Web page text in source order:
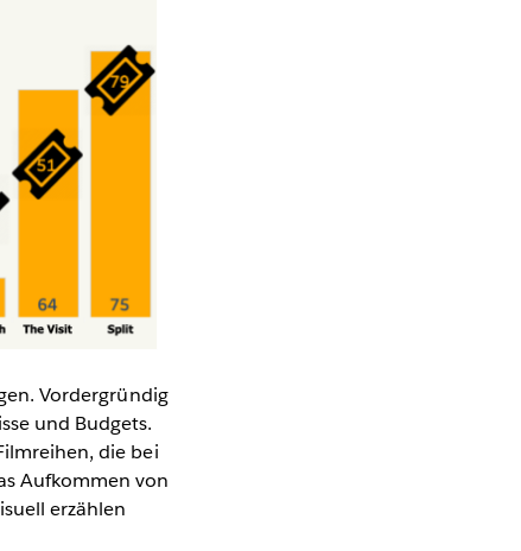
Vordergründig
und Budgets.
die bei
Aufkommen von
erzählen